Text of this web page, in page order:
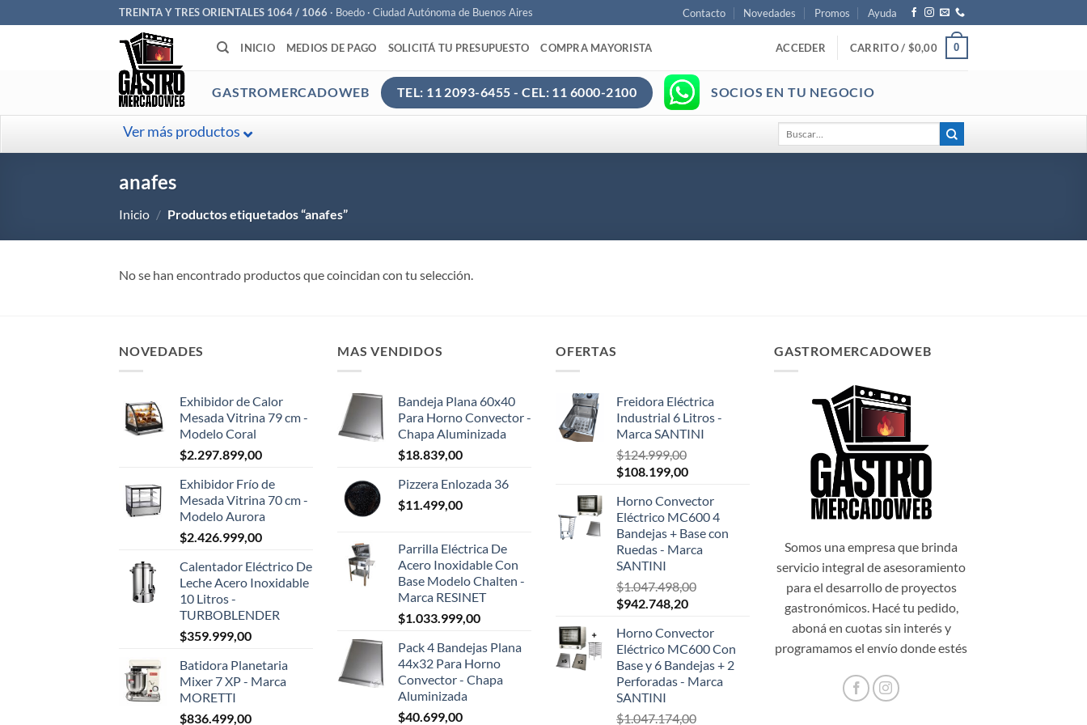
al
TREINTA Y TRES ORIENTALES 1064 / 1066 · Boedo · Ciudad Autónoma de Buenos Aires Contacto Novedades Promos Ayuda
INICIO MEDIOS DE PAGO SOLICITÁ TU PRESUPUESTO COMPRA MAYORISTA ACCEDER CARRITO / $0,00 0
GASTROMERCADOWEB TEL: 11 2093-6455 - CEL: 11 6000-2100 SOCIOS EN TU NEGOCIO
Ver más productos
por:
anafes
Inicio / Productos etiquetados “anafes”
No se han encontrado productos que coincidan con tu selección.
NOVEDADES
Exhibidor de Calor
Mesada Vitrina 79 cm -
Modelo Coral
$2.297.899,00
Exhibidor Frío de
Mesada Vitrina 70 cm -
Modelo Aurora
$2.426.999,00
Calentador Eléctrico De
Leche Acero Inoxidable
10 Litros -
TURBOBLENDER
$359.999,00
Batidora Planetaria
Mixer 7 XP - Marca
MORETTI
$836.499,00
MAS VENDIDOS
Bandeja Plana 60x40
Para Horno Convector -
Chapa Aluminizada
$18.839,00
Pizzera Enlozada 36
$11.499,00
Parrilla Eléctrica De
Acero Inoxidable Con
Base Modelo Chalten -
Marca RESINET
$1.033.999,00
Pack 4 Bandejas Plana
44x32 Para Horno
Convector - Chapa
Aluminizada
$40.699,00
OFERTAS
Freidora Eléctrica
Industrial 6 Litros -
Marca SANTINI
$124.999,00
El
original
era:
$124.999,00.
$108.199,00El
actual
es:
$108.199,00.
Horno Convector
Eléctrico MC600 4
Bandejas + Base con
Ruedas - Marca
SANTINI
$1.047.498,00
El
original
era:
$1.047.498,00.
$942.748,20El
actual
es:
$942.748,20.
Horno Convector
Eléctrico MC600 Con
Base y 6 Bandejas + 2
Perforadas - Marca
SANTINI
$1.047.174,00
GASTROMERCADOWEB
Somos una empresa que brinda
servicio integral de asesoramiento
para el desarrollo de proyectos
gastronómicos. Hacé tu pedido,
aboná en cuotas sin interés y
programamos el envío donde estés